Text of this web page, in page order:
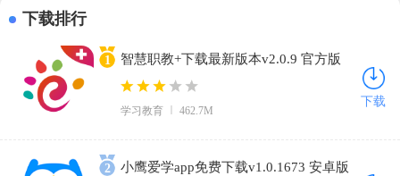
下载排行
1 智慧职教+下载最新版本v2.0.9 官方版
学习教育 462.7M
下载
2 小鹰爱学app免费下载v1.0.1673 安卓版